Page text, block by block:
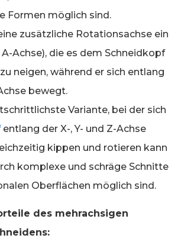
Formen möglich sind.
zusätzliche Rotationsachse ein
Achse), die es dem Schneidkopf
neigen, während er sich entlang
bewegt.
Variante, bei der sich
entlang der X-, Y- und Z-Achse
kippen und rotieren kann
komplexe und schräge Schnitte
Oberflächen möglich sind.
des mehrachsigen